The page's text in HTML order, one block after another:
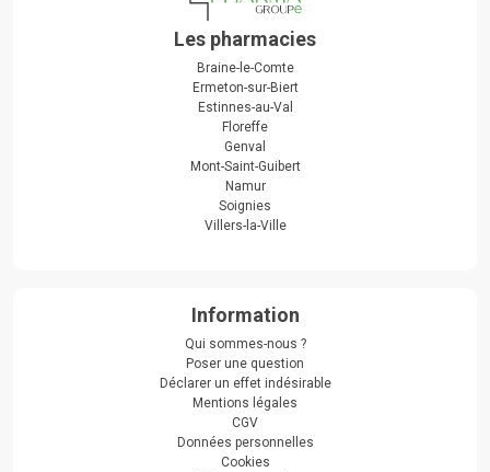
Les pharmacies
Braine-le-Comte
Ermeton-sur-Biert
Estinnes-au-Val
Floreffe
Genval
Mont-Saint-Guibert
Namur
Soignies
Villers-la-Ville
Information
Qui sommes-nous ?
Poser une question
Déclarer un effet indésirable
Mentions légales
CGV
Données personnelles
Cookies